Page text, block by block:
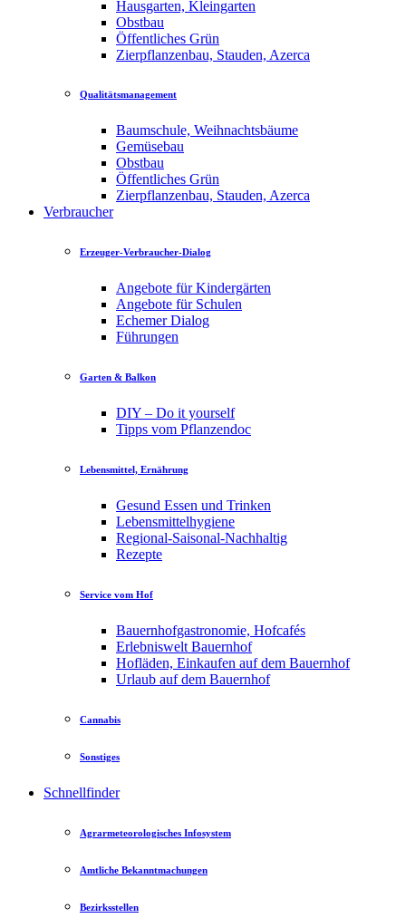
Hausgarten, Kleingarten
Obstbau
Öffentliches Grün
Zierpflanzenbau, Stauden, Azerca
Qualitätsmanagement
Baumschule, Weihnachtsbäume
Gemüsebau
Obstbau
Öffentliches Grün
Zierpflanzenbau, Stauden, Azerca
Verbraucher
Erzeuger-Verbraucher-Dialog
Angebote für Kindergärten
Angebote für Schulen
Echemer Dialog
Führungen
Garten & Balkon
DIY – Do it yourself
Tipps vom Pflanzendoc
Lebensmittel, Ernährung
Gesund Essen und Trinken
Lebensmittelhygiene
Regional-Saisonal-Nachhaltig
Rezepte
Service vom Hof
Bauernhofgastronomie, Hofcafés
Erlebniswelt Bauernhof
Hofläden, Einkaufen auf dem Bauernhof
Urlaub auf dem Bauernhof
Cannabis
Sonstiges
Schnellfinder
Agrarmeteorologisches Infosystem
Amtliche Bekanntmachungen
Bezirksstellen